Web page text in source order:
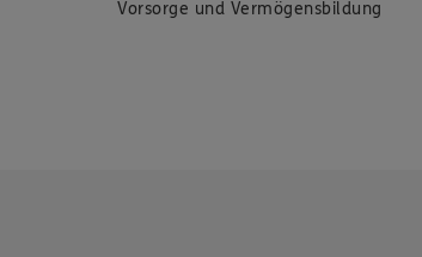
Vorsorge und Vermögensbildung